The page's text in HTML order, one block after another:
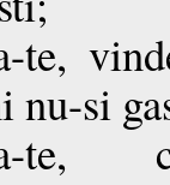
te,
nu-si